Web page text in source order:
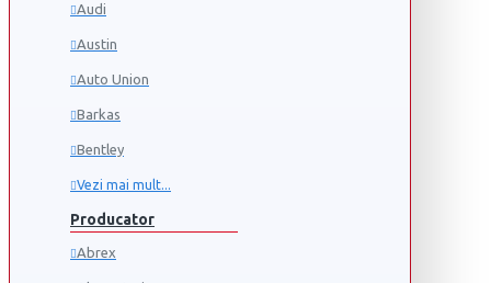
Audi
Austin
Auto Union
Barkas
Bentley
Vezi mai mult...
Producator
Abrex